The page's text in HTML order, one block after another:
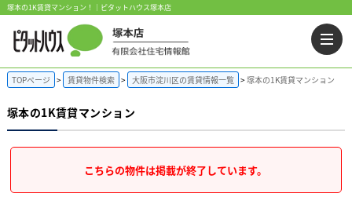
塚本の1K賃貸マンション！｜ピタットハウス塚本店
TOPページ 賃貸物件検索 大阪市淀川区の賃貸情報一覧 塚本の1K賃貸マンション
塚本の1K賃貸マンション
こちらの物件は掲載が終了しています。